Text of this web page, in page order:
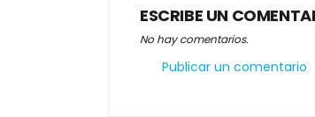
ESCRIBE UN
No hay comentarios.
Publicar un comentario